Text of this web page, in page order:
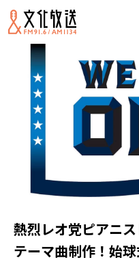
熱烈レオ党ピアニ
テーマ曲制作！始